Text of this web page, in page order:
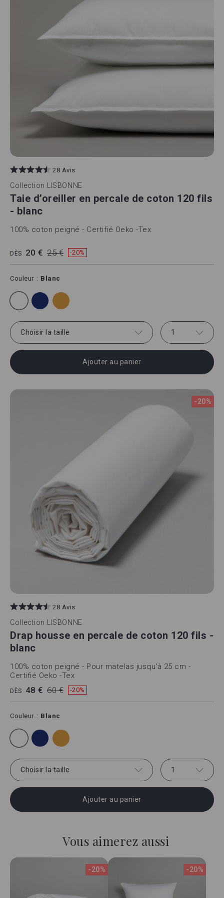
28 Avis
Collection LISBONNE
Taie d’oreiller en percale de coton 120 fils
- blanc
100% coton peigné - Certifié Oeko -Tex
DÈS 20 € 25 € -20%
Couleur Blanc
Choisir la taille 1
Ajouter au panier
-20%
28 Avis
Collection LISBONNE
Drap housse en percale de coton 120 fils -
blanc
100% coton peigné - Pour matelas jusqu'à 25 cm -
Certifié Oeko -Tex
DÈS 48 € 60 € -20%
Couleur Blanc
Choisir la taille 1
Ajouter au panier
Vous aimerez aussi
-20% -20%